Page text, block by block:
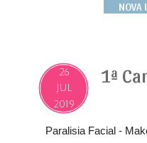
NOVA
26
JUL
2019
1ª
Paralisia Facial -